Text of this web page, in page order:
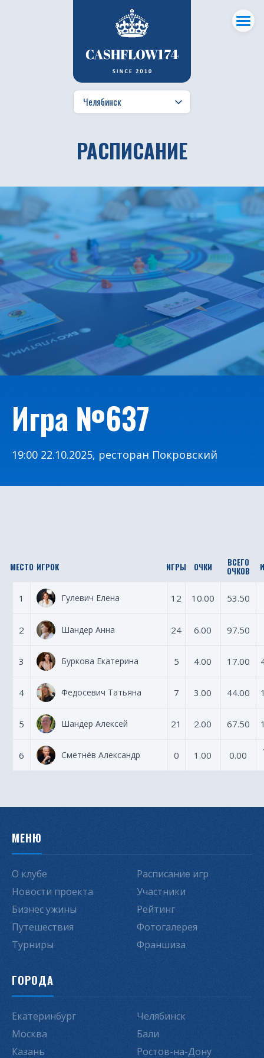
РАСПИСАНИЕ
Игра №637
19:00 22.10.2025, ресторан Покровский
МЕСТО ИГРОК ИГРЫ ОЧКИ ВСЕГО
ОЧКОВ
1 Гулевич Елена 12 10.00 53.50
2 Шандер Анна 24 6.00 97.50
3 Буркова Екатерина 5 4.00 17.00
4 Федосевич Татьяна 7 3.00 44.00
5 Шандер Алексей 21 2.00 67.50
6 Сметнёв Александр 0 1.00 0.00
МЕНЮ
О клубе
Новости проекта
Бизнес ужины
Путешествия
Турниры
Расписание игр
Участники
Рейтинг
Фотогалерея
Франшиза
ГОРОДА
Екатеринбург
Москва
Казань
Челябинск
Бали
Ростов-на-Дону